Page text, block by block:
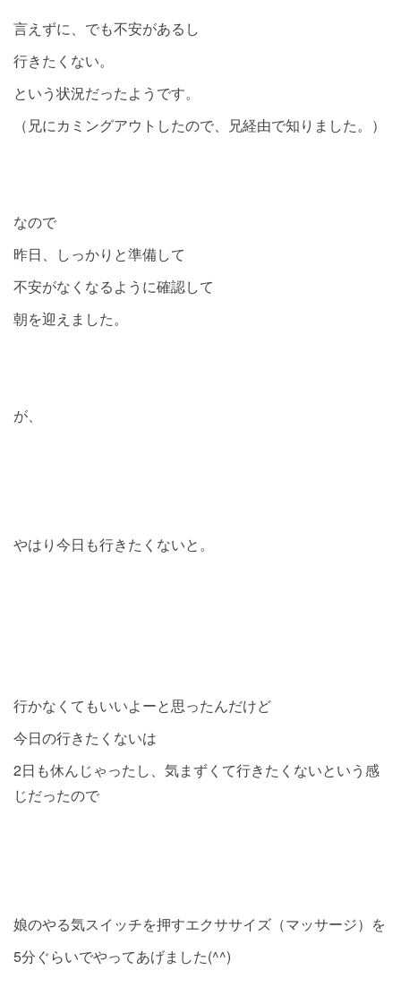
言えずに、でも不安があるし
行きたくない。
という状況だったようです。
（兄にカミングアウトしたので、兄経由で知りました。）
なので
昨日、しっかりと準備して
不安がなくなるように確認して
朝を迎えました。
が、
やはり今日も行きたくないと。
行かなくてもいいよーと思ったんだけど
今日の行きたくないは
2日も休んじゃったし、気まずくて行きたくないという感
じだったので
娘のやる気スイッチを押すエクササイズ（マッサージ）を
5分ぐらいでやってあげました(^^)